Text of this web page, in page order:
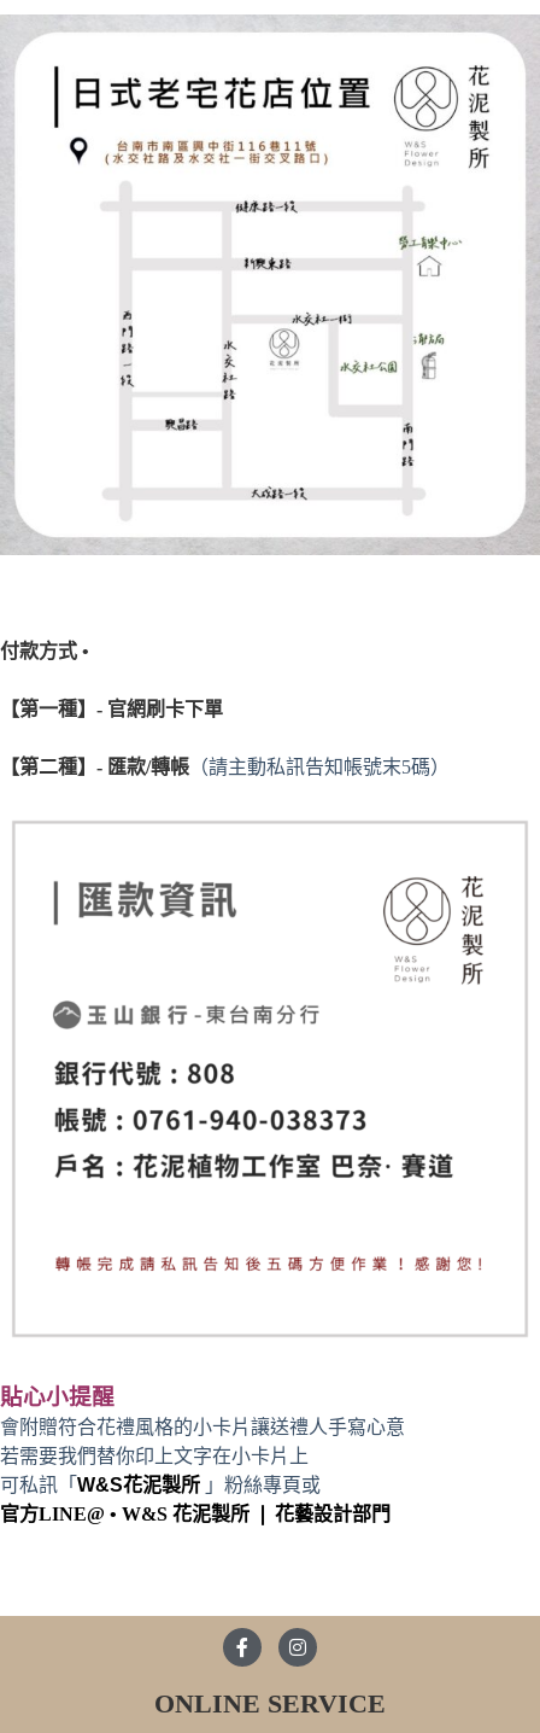
付款方式 •
【第一種】- 官網刷卡下單
【第二種】- 匯款/轉帳 （請主動私訊告知帳號末5碼）
貼心小提醒
會附贈符合花禮風格的小卡片讓送禮人手寫心意
若需要我們替你印上文字在小卡片上
可私訊「 W&S花泥製所 」粉絲專頁或
官方LINE@ • W&S 花泥製所 ❘ 花藝設計部門
ONLINE SERVICE